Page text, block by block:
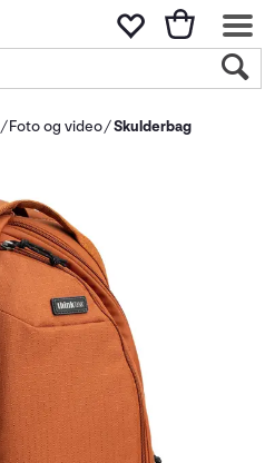
Foto og video Skulderbag